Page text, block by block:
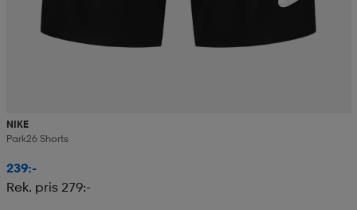
NIKE
Park26 Shorts
239:-
Rek. pris 279:-